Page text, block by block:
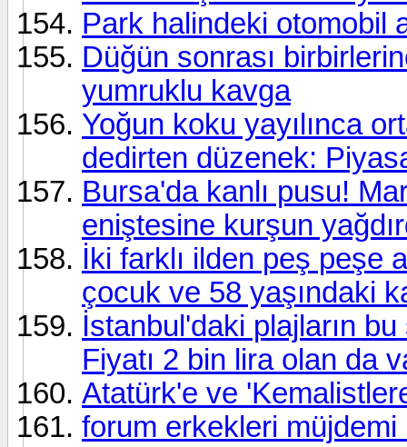
Park halindeki otomobil
Düğün sonrası
yumruklu kavga
Yoğun koku yayılınca
dedirten düzenek:
Bursa'da kanlı pusu!
eniştesine kurşun
İki farklı ilden peş peşe
çocuk ve 58 yaşındaki
İstanbul'daki plajların
Fiyatı 2 bin lira olan da
Atatürk'e ve
forum erkekleri müjdemi